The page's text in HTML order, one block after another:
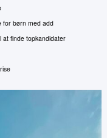
for børn med add
at finde topkandidater